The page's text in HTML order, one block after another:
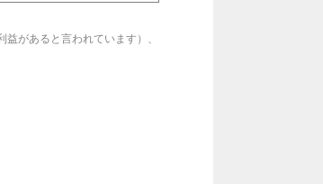
があると言われています）、